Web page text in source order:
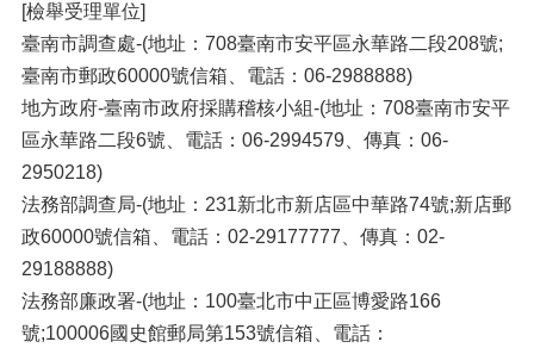
[檢舉受理單位]
臺南市調查處-(地址：708臺南市安平區永華路二段208號;
臺南市郵政60000號信箱、電話：06-2988888)
地方政府-臺南市政府採購稽核小組-(地址：708臺南市安平
區永華路二段6號、電話：06-2994579、傳真：06-
2950218)
法務部調查局-(地址：231新北市新店區中華路74號;新店郵
政60000號信箱、電話：02-29177777、傳真：02-
29188888)
法務部廉政署-(地址：100臺北市中正區博愛路166
號;100006國史館郵局第153號信箱、電話：